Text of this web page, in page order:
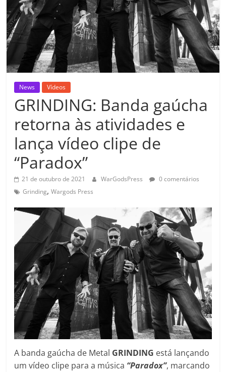
News Vídeos
GRINDING: Banda gaúcha
retorna às atividades e
lança vídeo clipe de
“Paradox”
21 de outubro de 2021 WarGodsPress
0 comentários
Grinding,Wargods Press
A banda gaúcha de Metal GRINDING está lançando
um vídeo clipe para a música “Paradox”, marcando